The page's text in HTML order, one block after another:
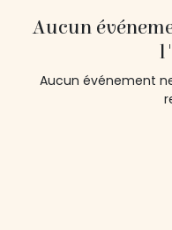
Aucun
Aucun événement